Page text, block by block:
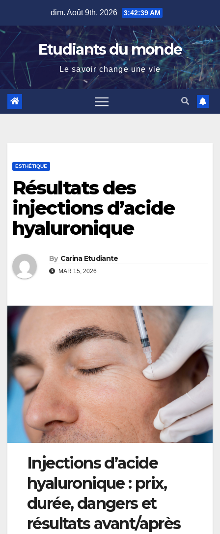
content
dim. Août 9th, 2026 3:42:40 AM
Etudiants du monde
Le savoir change une vie
ESTHÉTIQUE
Résultats des
injections d’acide
hyaluronique
By Carina Etudiante
MAR 15, 2026
Injections d’acide
hyaluronique : prix,
durée, dangers et
résultats avant/après